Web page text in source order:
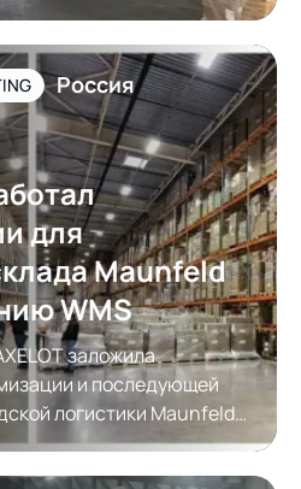
к упаковке товара
Россия
для
Maunfeld
WMS
заложила
и последующей
логистики Maunfeld